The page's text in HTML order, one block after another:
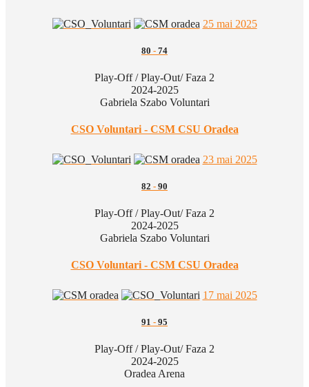
25 mai 2025
80 - 74
Play-Off / Play-Out/ Faza 2
2024-2025
Gabriela Szabo Voluntari
CSO Voluntari - CSM CSU Oradea
23 mai 2025
82 - 90
Play-Off / Play-Out/ Faza 2
2024-2025
Gabriela Szabo Voluntari
CSO Voluntari - CSM CSU Oradea
17 mai 2025
91 - 95
Play-Off / Play-Out/ Faza 2
2024-2025
Oradea Arena